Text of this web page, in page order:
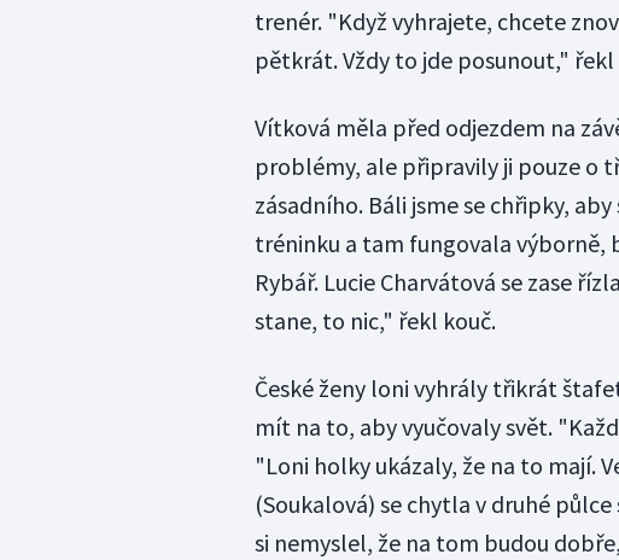
trenér. "Když vyhrajete, chcete
pětkrát. Vždy to jde posunout," řekl
Vítková měla před odjezdem na
problémy, ale připravily ji pouze o
zásadního. Báli jsme se chřipky,
tréninku a tam fungovala
Rybář. Lucie Charvátová se zase
stane, to nic," řekl kouč.
České ženy loni vyhrály třikrát
mít na to, aby vyučovaly svět.
"Loni holky ukázaly, že na to mají.
(Soukalová) se chytla v druhé
si nemyslel, že na tom budou